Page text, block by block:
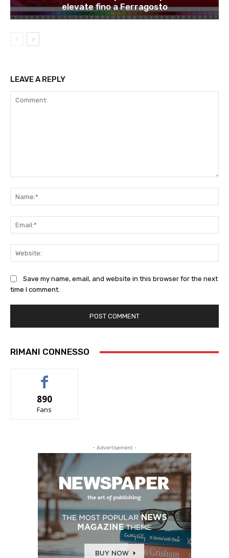
elevate fino a Ferragosto
LEAVE A REPLY
Save my name, email, and website in this browser for the next
time I comment.
RIMANI CONNESSO
890
Fans
- Advertisement -